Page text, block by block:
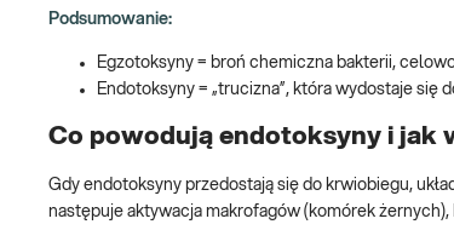
Podsumowanie:
Egzotoksyny = broń chemiczna bakterii,
Endotoksyny = „trucizna”, która wydostaje się
Co powodują endotoksyny i jak
Gdy endotoksyny przedostają się do krwiobiegu,
następuje aktywacja makrofagów (komórek żernych),